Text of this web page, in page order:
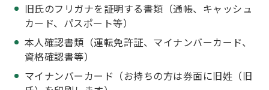
旧氏のフリガナを証明する書類（通帳、キャッシュ
カード、パスポート等）
本人確認書類（運転免許証、マイナンバーカード、
資格確認書等）
マイナンバーカード（お持ちの方は券面に旧姓（旧